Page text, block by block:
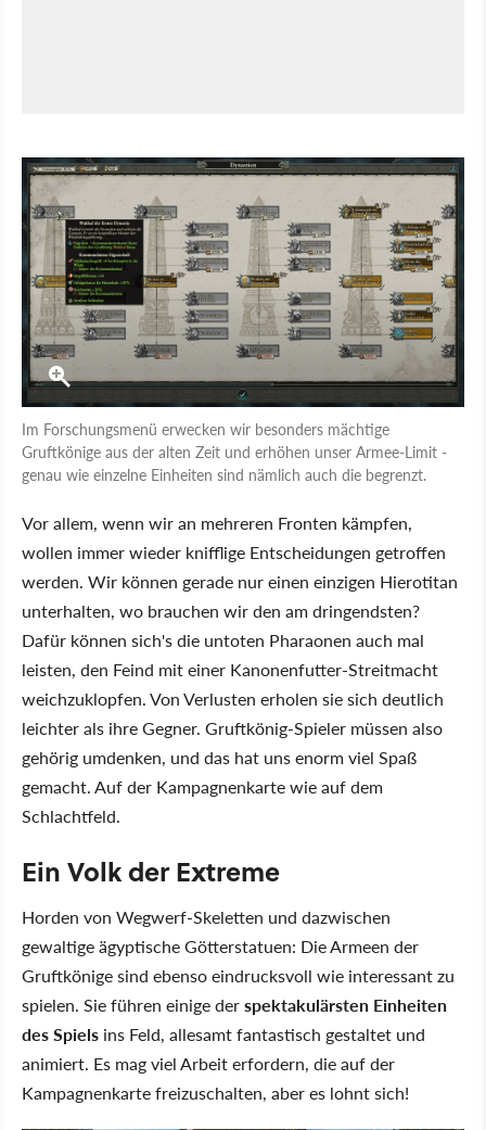
Im Forschungsmenü erwecken wir besonders mächtige
Gruftkönige aus der alten Zeit und erhöhen unser Armee-Limit -
genau wie einzelne Einheiten sind nämlich auch die begrenzt.
Vor allem, wenn wir an mehreren Fronten kämpfen,
wollen immer wieder knifflige Entscheidungen getroffen
werden. Wir können gerade nur einen einzigen Hierotitan
unterhalten, wo brauchen wir den am dringendsten?
Dafür können sich's die untoten Pharaonen auch mal
leisten, den Feind mit einer Kanonenfutter-Streitmacht
weichzuklopfen. Von Verlusten erholen sie sich deutlich
leichter als ihre Gegner. Gruftkönig-Spieler müssen also
gehörig umdenken, und das hat uns enorm viel Spaß
gemacht. Auf der Kampagnenkarte wie auf dem
Schlachtfeld.
Ein Volk der Extreme
Horden von Wegwerf-Skeletten und dazwischen
gewaltige ägyptische Götterstatuen: Die Armeen der
Gruftkönige sind ebenso eindrucksvoll wie interessant zu
spielen. Sie führen einige derspektakulärsten Einheiten
des Spiels ins Feld, allesamt fantastisch gestaltet und
animiert. Es mag viel Arbeit erfordern, die auf der
Kampagnenkarte freizuschalten, aber es lohnt sich!